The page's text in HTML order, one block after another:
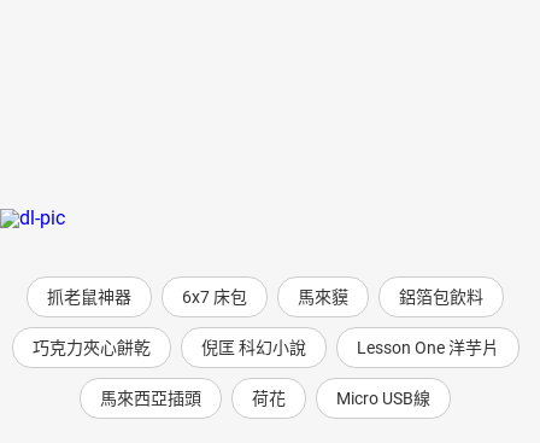
抓老鼠神器 6x7 床包 馬來貘 鋁箔包飲料
巧克力夾心餅乾 倪匡 科幻小說 Lesson One 洋芋片
馬來西亞插頭 荷花 Micro USB線